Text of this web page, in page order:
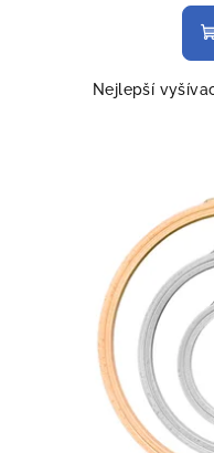
Nejlepší